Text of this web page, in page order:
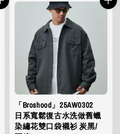
「Broshood」25AW0302
日系寬鬆復古水洗做舊蠟
染繡花雙口袋襯衫 炭黑/